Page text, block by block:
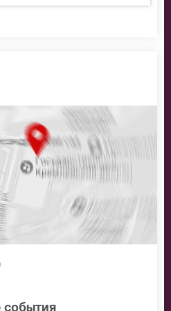
подберем Вам лучшие
события